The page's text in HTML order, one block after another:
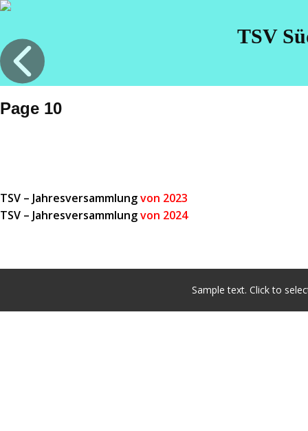
TSV
TSV Süderlügum
Page 10
TSV – Jahresversammlungvon 2023
TSV – Jahresversammlungvon 2024
Sample text. Click to